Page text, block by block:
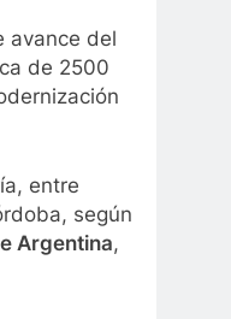
avance del
de 2500
entre
según
Argentina,